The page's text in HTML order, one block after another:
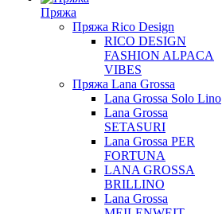
Пряжа
Пряжа Rico Design
RICO DESIGN
FASHION ALPACA
VIBES
Пряжа Lana Grossa
Lana Grossa Solo Lino
Lana Grossa
SETASURI
Lana Grossa PER
FORTUNA
LANA GROSSA
BRILLINO
Lana Grossa